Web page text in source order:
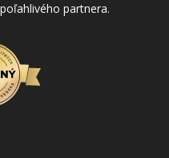
partnera.